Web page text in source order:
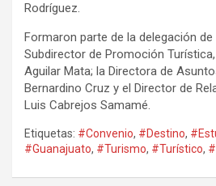
Rodríguez.
Formaron parte de la delegación de
Subdirector de Promoción
Aguilar Mata; la Directora de
Bernardino Cruz y el Director de
Luis Cabrejos Samamé.
Etiquetas: #Convenio, #Destino,
#Guanajuato, #Turismo, #Turístico,